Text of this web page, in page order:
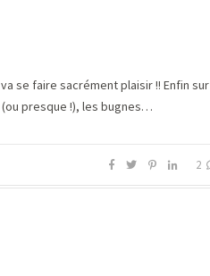
se faire sacrément plaisir !! Enfin sur
presque !), les bugnes…
2